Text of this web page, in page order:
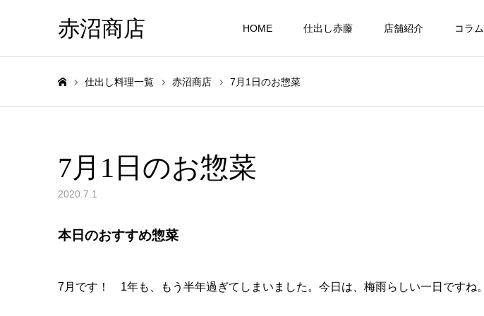
赤沼商店 HOME 仕出し赤藤 店舗紹介 コラム
仕出し料理一覧 赤沼商店 7月1日のお惣菜
7月1日のお惣菜
2020.7.1
本日のおすすめ惣菜
7月です！ 1年も、もう半年過ぎてしまいました。今日は、梅雨らしい一日ですね。